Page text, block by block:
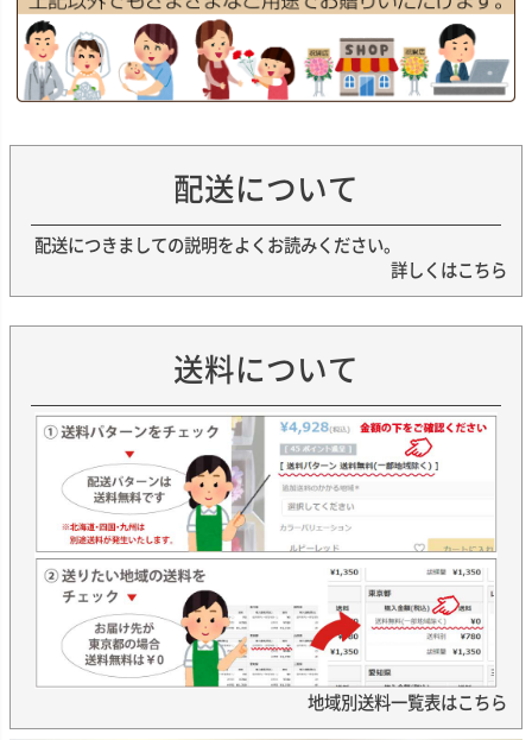
配送について
配送につきましての説明をよくお読みください。
詳しくはこちら
送料について
地域別送料一覧表はこちら